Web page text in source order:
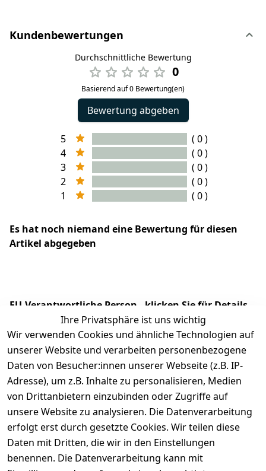
Kundenbewertungen
Durchschnittliche Bewertung
0
Basierend auf 0 Bewertung(en)
Bewertung abgeben
5
( 0 )
4
( 0 )
3
( 0 )
2
( 0 )
1
( 0 )
Es hat noch niemand eine Bewertung für diesen
Artikel abgegeben
EU-Verantwortliche Person - klicken Sie für Details
Ihre Privatsphäre ist uns wichtig
Wir verwenden Cookies und ähnliche Technologien auf
unserer Website und verarbeiten personenbezogene
Daten von Besucher:innen unserer Webseite (z.B. IP-
Adresse), um z.B. Inhalte zu personalisieren, Medien
von Drittanbietern einzubinden oder Zugriffe auf
unsere Website zu analysieren. Die Datenverarbeitung
erfolgt erst durch gesetzte Cookies. Wir teilen diese
Daten mit Dritten, die wir in den Einstellungen
benennen. Die Datenverarbeitung kann mit
RechtlichesServices